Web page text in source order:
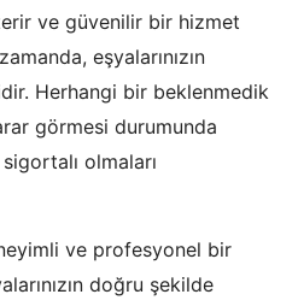
ve güvenilir bir hizmet
eşyalarınızın
Herhangi bir beklenmedik
görmesi durumunda
olmaları
ve profesyonel bir
doğru şekilde